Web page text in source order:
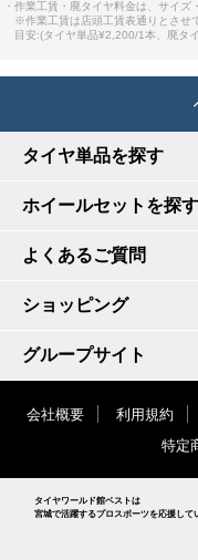
・作業工賃・廃タイヤ料金は、サイズ
※作業工賃は店頭工賃表通りとさせ
目安:(タイヤ単品¥2,200/1本、廃タ
タイヤ単品を探す
ホイールセットを探す
よくあるご質問
ショッピング
グループサイト
会社概要 利用規約
特定
タイヤワールド館ベストは
宮城で活躍するプロスポーツを応援して